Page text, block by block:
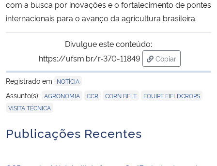
com a busca por inovações e o fortalecimento de pontes
internacionais para o avanço da agricultura brasileira.
Divulgue este conteúdo:
https://ufsm.br/r-370-11849
Copiar
para área de
Registrado em
NOTÍCIA
Assunto(s): AGRONOMIA CCR CORN BELT EQUIPE FIELDCROPS
VISITA TÉCNICA
Publicações Recentes